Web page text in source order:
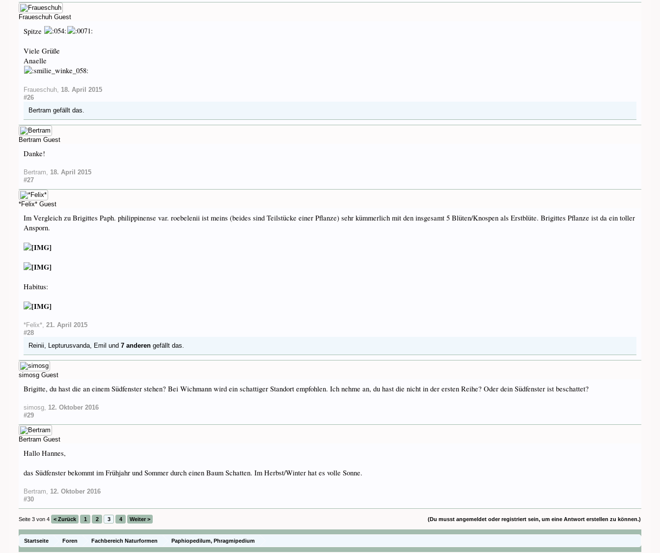
Fraueschuh Guest
Spitze
Viele Grüße
Anaelle
Fraueschuh, 18. April 2015
#26
Bertram gefällt das.
Bertram Guest
Danke!
Bertram, 18. April 2015
#27
*Felix* Guest
Im Vergleich zu Brigittes Paph. philippinense var. roebelenii ist meins (beides sind Teilstücke einer Pflanze) sehr kümmerlich mit den insgesamt 5 Blüten/Knospen als Erstblüte. Brigittes Pflanze ist da ein toller
Ansporn.
Habitus:
*Felix*, 21. April 2015
#28
Reinii, Lepturusvanda, Emil und7 anderen gefällt das.
simosg Guest
Brigitte, du hast die an einem Südfenster stehen? Bei Wichmann wird ein schattiger Standort empfohlen. Ich nehme an, du hast die nicht in der ersten Reihe? Oder dein Südfenster ist beschattet?
simosg, 12. Oktober 2016
#29
Bertram Guest
Hallo Hannes,
das Südfenster bekommt im Frühjahr und Sommer durch einen Baum Schatten. Im Herbst/Winter hat es volle Sonne.
Bertram, 12. Oktober 2016
#30
(Du musst angemeldet oder registriert sein, um eine Antwort erstellen zu können.)
Seite 3 von 4 < Zurück 1 2 3 4 Weiter >
Startseite Foren Fachbereich Naturformen Paphiopedilum, Phragmipedium